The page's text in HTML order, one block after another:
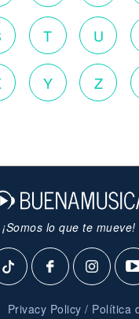
T U
Y Z
¡Somos lo que te mueve!
Privacy Policy / Política